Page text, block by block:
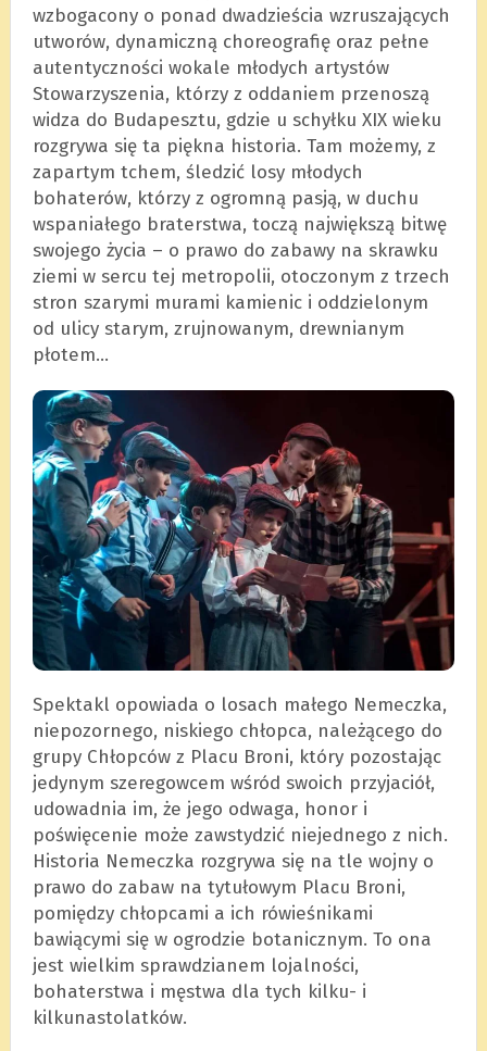
wzbogacony o ponad dwadzieścia wzruszających
utworów, dynamiczną choreografię oraz pełne
autentyczności wokale młodych artystów
Stowarzyszenia, którzy z oddaniem przenoszą
widza do Budapesztu, gdzie u schyłku XIX wieku
rozgrywa się ta piękna historia. Tam możemy, z
zapartym tchem, śledzić losy młodych
bohaterów, którzy z ogromną pasją, w duchu
wspaniałego braterstwa, toczą największą bitwę
swojego życia – o prawo do zabawy na skrawku
ziemi w sercu tej metropolii, otoczonym z trzech
stron szarymi murami kamienic i oddzielonym
od ulicy starym, zrujnowanym, drewnianym
płotem…
Spektakl opowiada o losach małego Nemeczka,
niepozornego, niskiego chłopca, należącego do
grupy Chłopców z Placu Broni, który pozostając
jedynym szeregowcem wśród swoich przyjaciół,
udowadnia im, że jego odwaga, honor i
poświęcenie może zawstydzić niejednego z nich.
Historia Nemeczka rozgrywa się na tle wojny o
prawo do zabaw na tytułowym Placu Broni,
pomiędzy chłopcami a ich rówieśnikami
bawiącymi się w ogrodzie botanicznym. To ona
jest wielkim sprawdzianem lojalności,
bohaterstwa i męstwa dla tych kilku- i
kilkunastolatków.